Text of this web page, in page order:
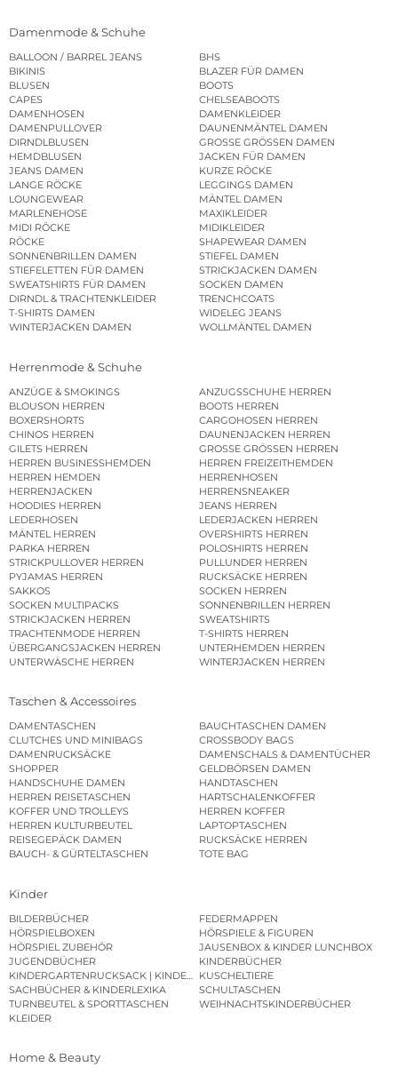
Damenmode & Schuhe
BALLOON / BARREL JEANS
BHS
BIKINIS
BLAZER FÜR DAMEN
BLUSEN
BOOTS
CAPES
CHELSEABOOTS
DAMENHOSEN
DAMENKLEIDER
DAMENPULLOVER
DAUNENMÄNTEL DAMEN
DIRNDLBLUSEN
GROSSE GRÖSSEN DAMEN
HEMDBLUSEN
JACKEN FÜR DAMEN
JEANS DAMEN
KURZE RÖCKE
LANGE RÖCKE
LEGGINGS DAMEN
LOUNGEWEAR
MÄNTEL DAMEN
MARLENEHOSE
MAXIKLEIDER
MIDI RÖCKE
MIDIKLEIDER
RÖCKE
SHAPEWEAR DAMEN
SONNENBRILLEN DAMEN
STIEFEL DAMEN
STIEFELETTEN FÜR DAMEN
STRICKJACKEN DAMEN
SWEATSHIRTS FÜR DAMEN
SOCKEN DAMEN
DIRNDL & TRACHTENKLEIDER
TRENCHCOATS
T-SHIRTS DAMEN
WIDELEG JEANS
WINTERJACKEN DAMEN
WOLLMÄNTEL DAMEN
Herrenmode & Schuhe
ANZÜGE & SMOKINGS
ANZUGSSCHUHE HERREN
BLOUSON HERREN
BOOTS HERREN
BOXERSHORTS
CARGOHOSEN HERREN
CHINOS HERREN
DAUNENJACKEN HERREN
GILETS HERREN
GROSSE GRÖSSEN HERREN
HERREN BUSINESSHEMDEN
HERREN FREIZEITHEMDEN
HERREN HEMDEN
HERRENHOSEN
HERRENJACKEN
HERRENSNEAKER
HOODIES HERREN
JEANS HERREN
LEDERHOSEN
LEDERJACKEN HERREN
MÄNTEL HERREN
OVERSHIRTS HERREN
PARKA HERREN
POLOSHIRTS HERREN
STRICKPULLOVER HERREN
PULLUNDER HERREN
PYJAMAS HERREN
RUCKSÄCKE HERREN
SAKKOS
SOCKEN HERREN
SOCKEN MULTIPACKS
SONNENBRILLEN HERREN
STRICKJACKEN HERREN
SWEATSHIRTS
TRACHTENMODE HERREN
T-SHIRTS HERREN
ÜBERGANGSJACKEN HERREN
UNTERHEMDEN HERREN
UNTERWÄSCHE HERREN
WINTERJACKEN HERREN
Taschen & Accessoires
DAMENTASCHEN
BAUCHTASCHEN DAMEN
CLUTCHES UND MINIBAGS
CROSSBODY BAGS
DAMENRUCKSÄCKE
DAMENSCHALS & DAMENTÜCHER
SHOPPER
GELDBÖRSEN DAMEN
HANDSCHUHE DAMEN
HANDTASCHEN
HERREN REISETASCHEN
HARTSCHALENKOFFER
KOFFER UND TROLLEYS
HERREN KOFFER
HERREN KULTURBEUTEL
LAPTOPTASCHEN
REISEGEPÄCK DAMEN
RUCKSÄCKE HERREN
BAUCH- & GÜRTELTASCHEN
TOTE BAG
Kinder
BILDERBÜCHER
FEDERMAPPEN
HÖRSPIELBOXEN
HÖRSPIELE & FIGUREN
HÖRSPIEL ZUBEHÖR
JAUSENBOX & KINDER LUNCHBOX
JUGENDBÜCHER
KINDERBÜCHER
KINDERGARTENRUCKSACK | KINDERGARTENBEUTEL
KUSCHELTIERE
SACHBÜCHER & KINDERLEXIKA
SCHULTASCHEN
TURNBEUTEL & SPORTTASCHEN
WEIHNACHTSKINDERBÜCHER
KLEIDER
Home & Beauty